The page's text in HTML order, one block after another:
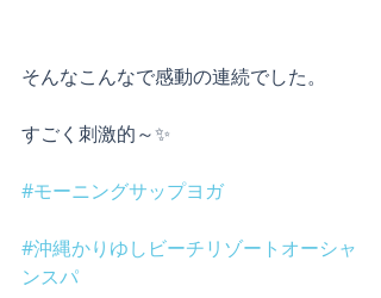
そんなこんなで感動の連続でした。
すごく刺激的～✨
#モーニングサップヨガ
#沖縄かりゆしビーチリゾートオーシャ
ンスパ